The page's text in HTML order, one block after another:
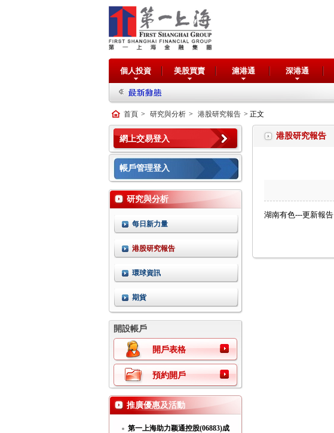
個人投資 美股買賣 滬港通 深港通
首頁 > 研究與分析 > 港股研究報告 > 正文
網上交易登入
帳戶管理登入
研究與分析
每日新力量
港股研究報告
環球資訊
期貨
開設帳戶
開戶表格
預約開戶
推廣優惠及活動
第一上海助力颖通控股(06883)成
港股研究報告
湖南有色---更新報告